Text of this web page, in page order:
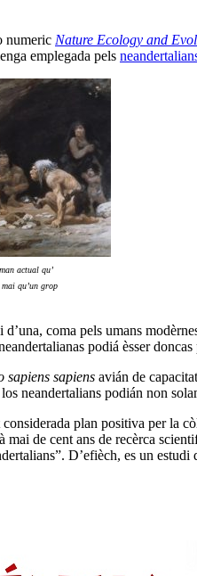
numeric Nature Ecology and
emplegada pels
actual qu’
qu’un grop
coma pels umans
podiá èsser
sapiens sapiens avián de
neandertalians podián non
plan positiva per la
mai de cent ans de recèrca
D’efièch, es un